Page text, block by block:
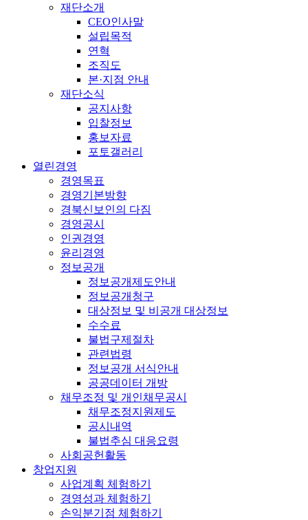
재단소개
CEO인사말
설립목적
연혁
조직도
본·지점 안내
재단소식
공지사항
입찰정보
홍보자료
포토갤러리
열린경영
경영목표
경영기본방향
경북신보인의 다짐
경영공시
인권경영
윤리경영
정보공개
정보공개제도안내
정보공개청구
대상정보 및 비공개 대상정보
수수료
불법구제절차
관련법령
정보공개 서식안내
공공데이터 개방
채무조정 및 개인채무공시
채무조정지원제도
공시내역
불법추심 대응요령
사회공헌활동
창업지원
사업계획 체험하기
경영성과 체험하기
손익분기점 체험하기